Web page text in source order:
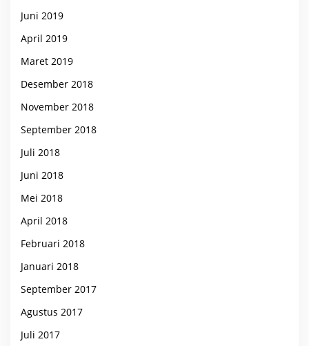
Juni 2019
April 2019
Maret 2019
Desember 2018
November 2018
September 2018
Juli 2018
Juni 2018
Mei 2018
April 2018
Februari 2018
Januari 2018
September 2017
Agustus 2017
Juli 2017